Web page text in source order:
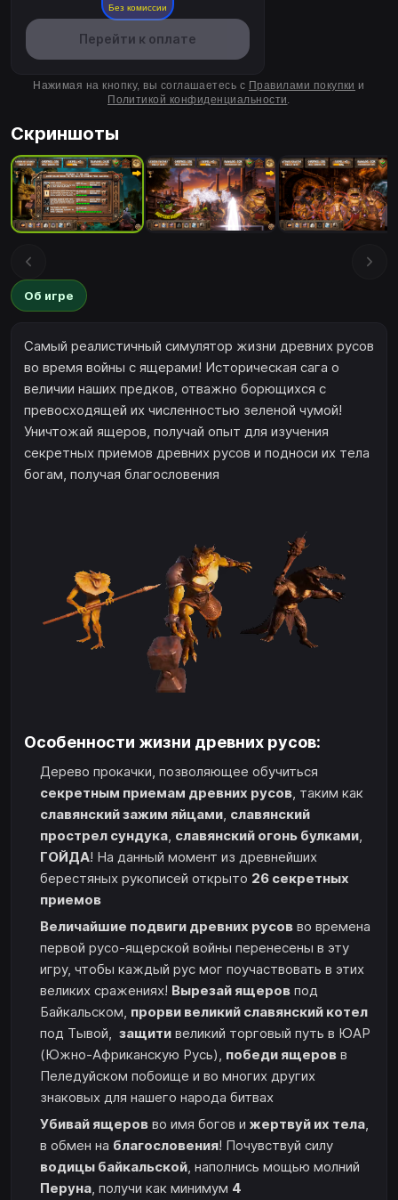
Без комиссии
Перейти к оплате
Нажимая на кнопку, вы соглашаетесь с Правилами покупки и
Политикой конфиденциальности.
Скриншоты
Об игре
Самый реалистичный симулятор жизни древних русов
во время войны с ящерами! Историческая сага о
величии наших предков, отважно борющихся с
превосходящей их численностью зеленой чумой!
Уничтожай ящеров, получай опыт для изучения
секретных приемов древних русов и подноси их тела
богам, получая благословения
Особенности жизни древних русов:
Дерево прокачки, позволяющее обучиться
секретным приемам древних русов, таким как
славянский зажим яйцами, славянский
прострел сундука, славянский огонь булками,
ГОЙДА! На данный момент из древнейших
берестяных рукописей открыто 26 секретных
приемов
Величайшие подвиги древних русов во времена
первой русо-ящерской войны перенесены в эту
игру, чтобы каждый рус мог поучаствовать в этих
великих сражениях! Вырезай ящеров под
Байкальском, прорви великий славянский котел
под Тывой, защити великий торговый путь в ЮАР
(Южно-Африканскую Русь), победи ящеров в
Пеледуйском побоище и во многих других
знаковых для нашего народа битвах
Убивай ящеров во имя богов и жертвуй их тела,
в обмен на благословения! Почувствуй силу
водицы байкальской, наполнись мощью молний
Перуна, получи как минимум 4